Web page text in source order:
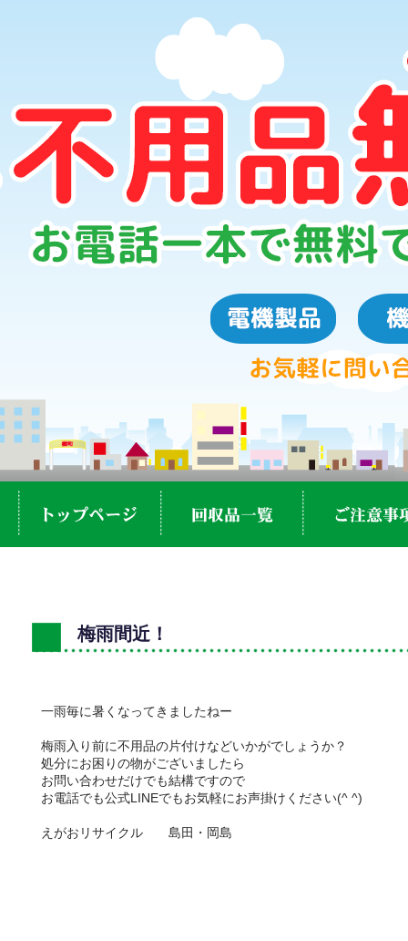
梅雨間近！
一雨毎に暑くなってきましたねー
梅雨入り前に不用品の片付けなどいかがでしょうか？
処分にお困りの物がございましたら
お問い合わせだけでも結構ですので
お電話でも公式LINEでもお気軽にお声掛けください(^ ^)
えがおリサイクル 島田・岡島